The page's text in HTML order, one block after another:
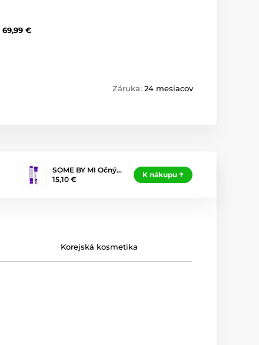
69,99 €
Záruka: 24 mesiacov
SOME BY MI Očný…
15,10 €
K nákupu
Korejská kosmetika